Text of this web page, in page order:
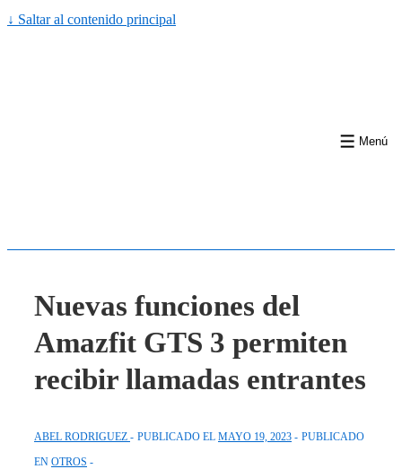
↓ Saltar al contenido principal
Menú
Nuevas funciones del
Amazfit GTS 3 permiten
recibir llamadas entrantes
ABEL RODRIGUEZ PUBLICADO EL MAYO 19, 2023
PUBLICADO
EN OTROS